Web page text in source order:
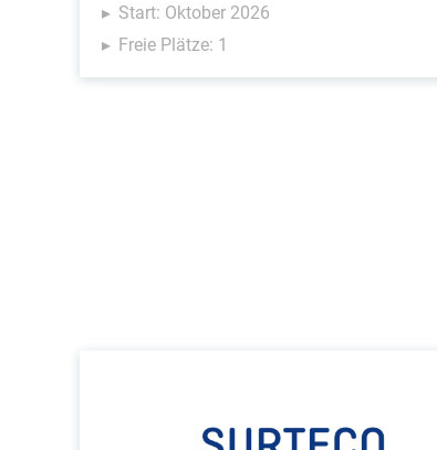
Start: Oktober 2026
Freie Plätze: 1